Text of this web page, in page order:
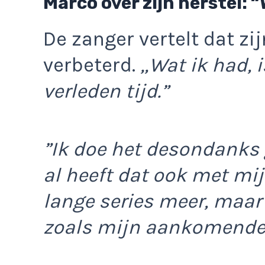
De zanger vertelt dat
verbeterd. „Wat ik had,
verleden tijd.”
”Ik doe het
al heeft dat ook met
lange series meer,
zoals mijn